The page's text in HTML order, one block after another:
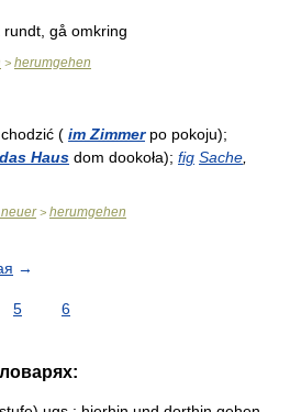
rundt, gå omkring
> herumgehen
( im Zimmerpo pokoju);
Haus dom dookoła); fig Sache
> herumgehen
→
5 6